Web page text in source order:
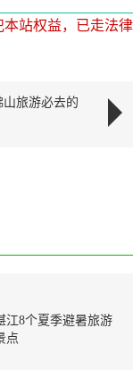
站权益，已走法律
旅游必去的
江8个夏季避暑旅游
点
中国十大最美